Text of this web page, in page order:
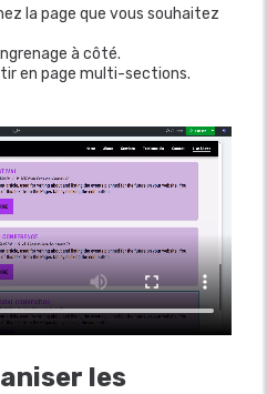
la page que vous souhaitez
à côté.
en page multi-sections.
les